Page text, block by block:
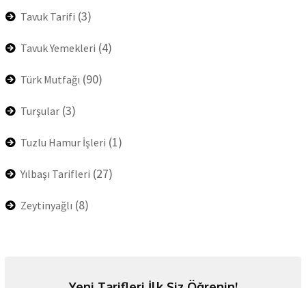
Tavuk Tarifi (3)
Tavuk Yemekleri (4)
Türk Mutfağı (90)
Turşular (3)
Tuzlu Hamur İşleri (1)
Yılbaşı Tarifleri (27)
Zeytinyağlı (8)